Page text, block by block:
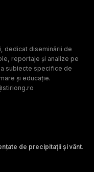
dedicat diseminării de
reportaje și analize pe
subiecte specifice de
și educație.
de precipitații și vânt.